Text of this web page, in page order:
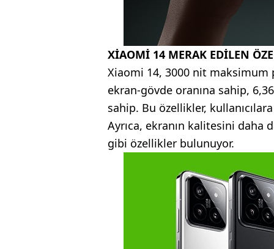
XİAOMİ 14 MERAK EDİLEN
Xiaomi 14, 3000 nit maksimum
ekran-gövde oranına sahip,
sahip. Bu özellikler,
Ayrıca, ekranın kalitesini daha
gibi özellikler bulunuyor.